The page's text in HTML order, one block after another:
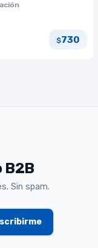
$730
B2B
Sin spam.